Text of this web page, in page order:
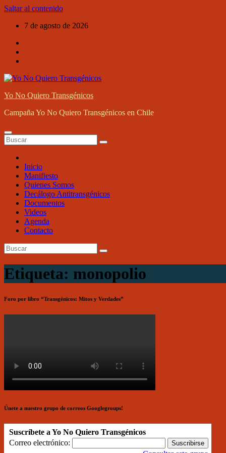
Saltar al contenido
7 de agosto de 2026
Yo No Quiero Transgénicos
Campaña Yo No Quiero Transgénicos en Chile
Inicio
Manifiesto
Quienes Somos
Decálogo Antitransgénicos
Documentos
Videos
Agenda
Contacto
Etiqueta: monopolio
Foro por libro “Transgénicos: Mitos y Verdades”
Únete a nuestro grupo de correos Googlegroups!
Suscríbete a Yo No Quiero Transgénicos
Correo electrónico: